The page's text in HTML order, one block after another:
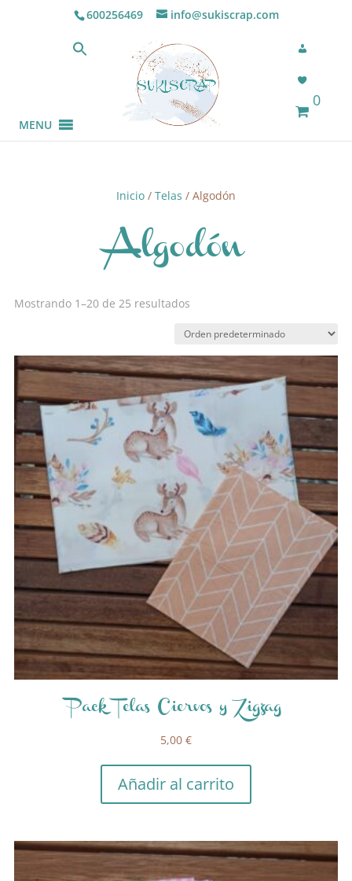
600256469 info@sukiscrap.com
0
MENU
Inicio / Telas / Algodón
Algodón
Mostrando 1–20 de 25 resultados
Pack Telas Ciervos y Zigzag
5,00 €
Añadir al carrito